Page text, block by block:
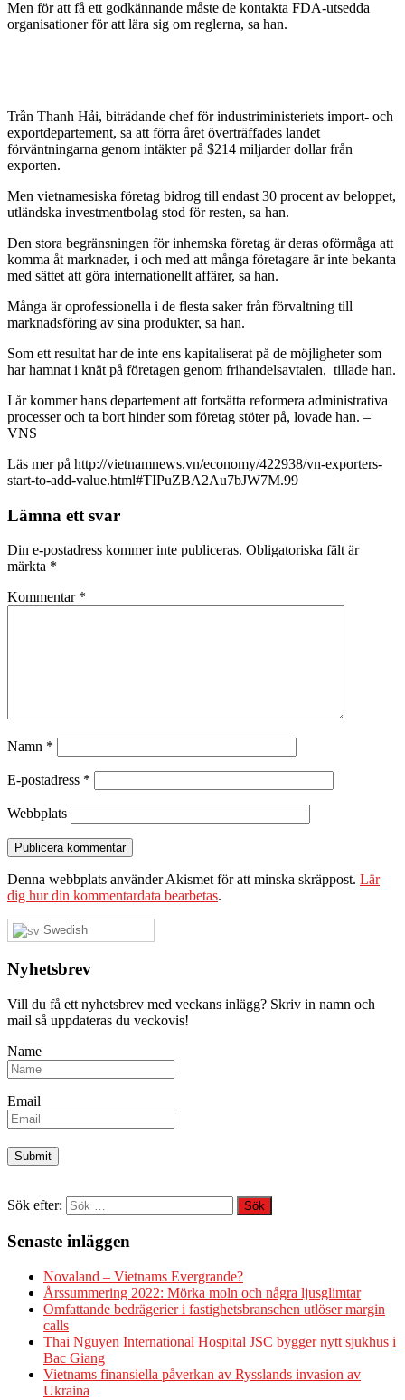
Men för att få ett godkännande måste de kontakta FDA-utsedda
organisationer för att lära sig om reglerna, sa han.
Trần Thanh Hải, biträdande chef för industriministeriets import- och
exportdepartement, sa att förra året överträffades landet
förväntningarna genom intäkter på $214 miljarder dollar från
exporten.
Men vietnamesiska företag bidrog till endast 30 procent av beloppet,
utländska investmentbolag stod för resten, sa han.
Den stora begränsningen för inhemska företag är deras oförmåga att
komma åt marknader, i och med att många företagare är inte bekanta
med sättet att göra internationellt affärer, sa han.
Många är oprofessionella i de flesta saker från förvaltning till
marknadsföring av sina produkter, sa han.
Som ett resultat har de inte ens kapitaliserat på de möjligheter som
har hamnat i knät på företagen genom frihandelsavtalen, tillade han.
I år kommer hans departement att fortsätta reformera administrativa
processer och ta bort hinder som företag stöter på, lovade han. –
VNS
Läs mer på http://vietnamnews.vn/economy/422938/vn-exporters-
start-to-add-value.html#TIPuZBA2Au7bJW7M.99
Lämna ett svar
Din e-postadress kommer inte publiceras. Obligatoriska fält är
märkta *
Kommentar *
Namn *
E-postadress *
Webbplats
Denna webbplats använder Akismet för att minska skräppost. Lär
dig hur din kommentardata bearbetas.
Swedish
Nyhetsbrev
Vill du få ett nyhetsbrev med veckans inlägg? Skriv in namn och
mail så uppdateras du veckovis!
Name
Email
Sök efter:
Senaste inläggen
Novaland – Vietnams Evergrande?
Årssummering 2022: Mörka moln och några ljusglimtar
Omfattande bedrägerier i fastighetsbranschen utlöser margin
calls
Thai Nguyen International Hospital JSC bygger nytt sjukhus i
Bac Giang
Vietnams finansiella påverkan av Rysslands invasion av
Ukraina